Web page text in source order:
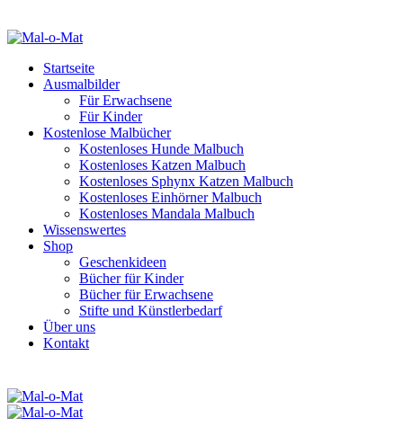
Startseite
Ausmalbilder
Für Erwachsene
Für Kinder
Kostenlose Malbücher
Kostenloses Hunde Malbuch
Kostenloses Katzen Malbuch
Kostenloses Sphynx Katzen Malbuch
Kostenloses Einhörner Malbuch
Kostenloses Mandala Malbuch
Wissenswertes
Shop
Geschenkideen
Bücher für Kinder
Bücher für Erwachsene
Stifte und Künstlerbedarf
Über uns
Kontakt